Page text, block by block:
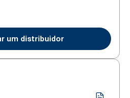
um distribuidor